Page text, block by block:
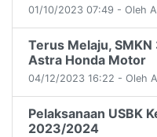
01/10/2023 07:49 - Oleh
Terus Melaju,
Astra Honda Motor
04/12/2023 16:22 - Oleh
Pelaksanaan USBK
2023/2024